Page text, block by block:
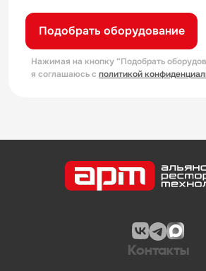
Подобрать оборудование
Нажимая на кнопку “Подобрать
я соглашаюсь с политикой
Контакты